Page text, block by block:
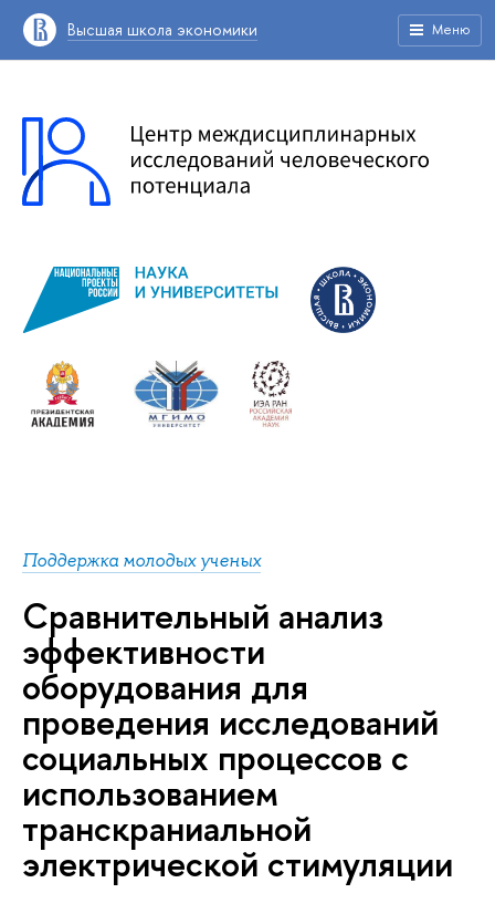
Высшая школа экономики Меню
Поддержка молодых ученых
Сравнительный анализ
эффективности
оборудования для
проведения исследований
социальных процессов с
использованием
транскраниальной
электрической стимуляции